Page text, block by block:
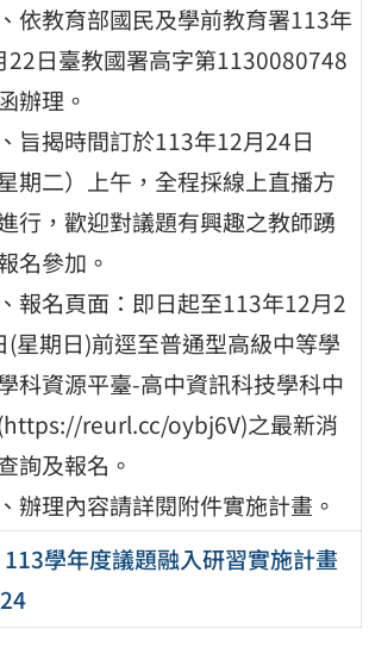
依教育部國民及學前教育署113年
22日臺教國署高字第1130080748
辦理。
旨揭時間訂於113年12月24日
星期二）上午，全程採線上直播方
行，歡迎對議題有興趣之教師踴
名參加。
報名頁面：即日起至113年12月2
(星期日)前逕至普通型高級中等學
科資源平臺-高中資訊科技學科中
reurl.cc/oybj6V)之最新消
詢及報名。
辦理內容請詳閱附件實施計畫。
113學年度議題融入研習實施計畫